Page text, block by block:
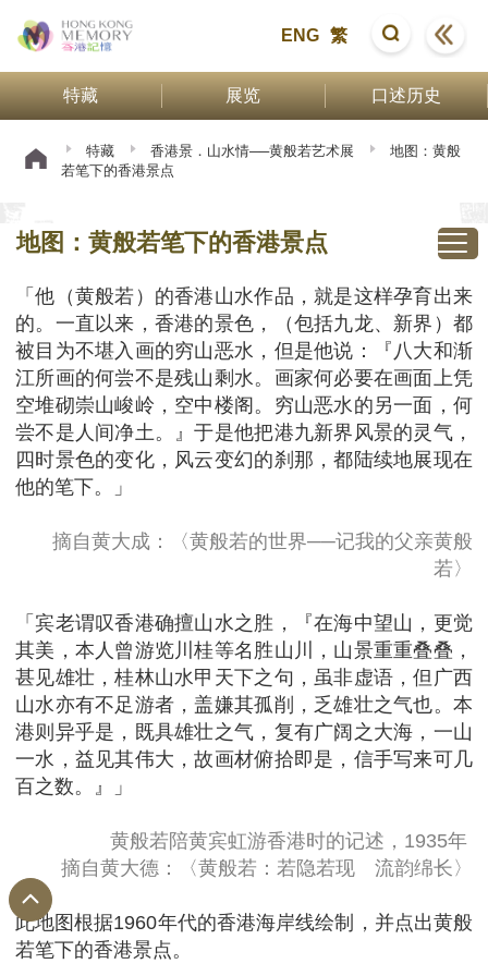
ENG 繁
特藏 展览 口述历史
特藏 香港景．山水情──黄般若艺术展
地图：黄般
若笔下的香港景点
地图：黄般若笔下的香港景点
「他（黄般若）的香港山水作品，就是这样孕育出来
的。一直以来，香港的景色，（包括九龙、新界）都
被目为不堪入画的穷山恶水，但是他说：『八大和渐
江所画的何尝不是残山剩水。画家何必要在画面上凭
空堆砌崇山峻岭，空中楼阁。穷山恶水的另一面，何
尝不是人间净土。』于是他把港九新界风景的灵气，
四时景色的变化，风云变幻的刹那，都陆续地展现在
他的笔下。」
摘自黄大成：〈黄般若的世界──记我的父亲黄般
若〉
「宾老谓叹香港确擅山水之胜，『在海中望山，更觉
其美，本人曾游览川桂等名胜山川，山景重重叠叠，
甚见雄壮，桂林山水甲天下之句，虽非虚语，但广西
山水亦有不足游者，盖嫌其孤削，乏雄壮之气也。本
港则异乎是，既具雄壮之气，复有广阔之大海，一山
一水，益见其伟大，故画材俯拾即是，信手写来可几
百之数。』」
黄般若陪黄宾虹游香港时的记述，1935年
摘自黄大德：〈黄般若：若隐若现 流韵绵长〉
此地图根据1960年代的香港海岸线绘制，并点出黄般
若笔下的香港景点。